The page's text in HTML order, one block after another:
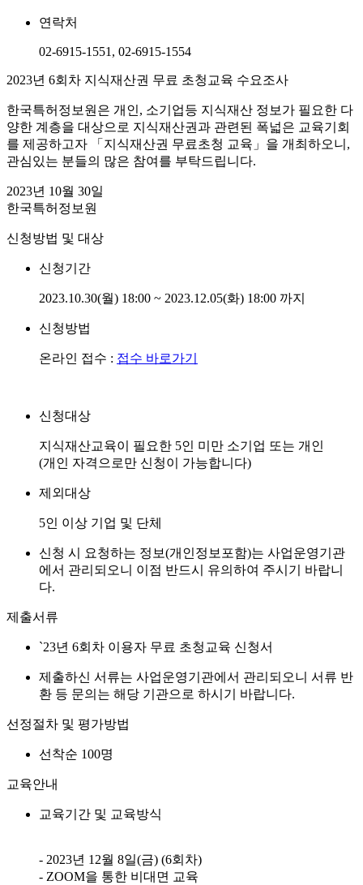
연락처
02-6915-1551, 02-6915-1554
2023년 6회차 지식재산권 무료 초청교육 수요조사
한국특허정보원은 개인, 소기업등 지식재산 정보가 필요한 다
양한 계층을 대상으로 지식재산권과 관련된 폭넓은 교육기회
를 제공하고자 「지식재산권 무료초청 교육」을 개최하오니,
관심있는 분들의 많은 참여를 부탁드립니다.
2023년 10월 30일
한국특허정보원
신청방법 및 대상
신청기간
2023.10.30(월) 18:00 ~ 2023.12.05(화) 18:00 까지
신청방법
온라인 접수 : 접수 바로가기
신청대상
지식재산교육이 필요한 5인 미만 소기업 또는 개인
(개인 자격으로만 신청이 가능합니다)
제외대상
5인 이상 기업 및 단체
신청 시 요청하는 정보(개인정보포함)는 사업운영기관
에서 관리되오니 이점 반드시 유의하여 주시기 바랍니
다.
제출서류
`23년 6회차 이용자 무료 초청교육 신청서
제출하신 서류는 사업운영기관에서 관리되오니 서류 반
환 등 문의는 해당 기관으로 하시기 바랍니다.
선정절차 및 평가방법
선착순 100명
교육안내
교육기간 및 교육방식
- 2023년 12월 8일(금) (6회차)
- ZOOM을 통한 비대면 교육